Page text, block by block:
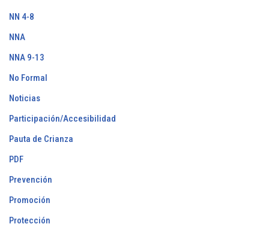
NN 4-8
NNA
NNA 9-13
No Formal
Noticias
Participación/Accesibilidad
Pauta de Crianza
PDF
Prevención
Promoción
Protección